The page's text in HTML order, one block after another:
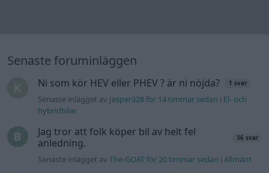
Senaste foruminläggen
Ni som kör HEV eller PHEV ? är ni nöjda? 1 svar
Senaste inlägget av Jesper328 för 14 timmar sedan i El- och
hybridbilar
Jag tror att folk köper bil av helt fel
anledning.
36 svar
Senaste inlägget avThe-GOAT för 20 timmar sedan iAllmänt